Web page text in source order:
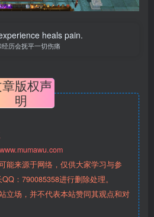
heals pain.
历会抚平一切伤痛
版权声
明
能来源于网络，仅供大家学习与参
：790085358进行删除处理。
立场，并不代表本站赞同其观点和对